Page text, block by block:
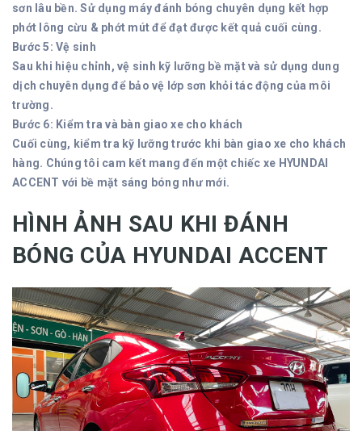
sơn lâu bền. Sử dụng máy đánh bóng chuyên dụng kết hợp
phớt lông cừu & phớt mút để đạt được kết quả cuối cùng.
Bước 5: Vệ sinh
Sau khi hiệu chỉnh, vệ sinh kỹ lưỡng bề mặt và sử dụng dung
dịch chuyên dụng để bảo vệ lớp sơn khỏi tác động của môi
trường.
Bước 6: Kiểm tra và bàn giao xe cho khách
Cuối cùng, kiểm tra kỹ lưỡng trước khi bàn giao xe cho khách
hàng. Chúng tôi cam kết mang đến một chiếc xe HYUNDAI
ACCENT với bề mặt sáng bóng như mới.
HÌNH ẢNH SAU KHI ĐÁNH
BÓNG CỦA HYUNDAI ACCENT